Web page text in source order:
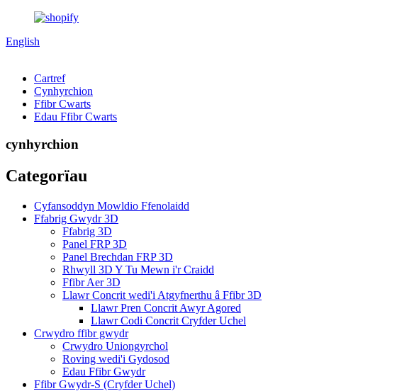
English
Cartref
Cynhyrchion
Ffibr Cwarts
Edau Ffibr Cwarts
cynhyrchion
Categorïau
Cyfansoddyn Mowldio Ffenolaidd
Ffabrig Gwydr 3D
Ffabrig 3D
Panel FRP 3D
Panel Brechdan FRP 3D
Rhwyll 3D Y Tu Mewn i'r Craidd
Ffibr Aer 3D
Llawr Concrit wedi'i Atgyfnerthu â Ffibr 3D
Llawr Pren Concrit Awyr Agored
Llawr Codi Concrit Cryfder Uchel
Crwydro ffibr gwydr
Crwydro Uniongyrchol
Roving wedi'i Gydosod
Edau Ffibr Gwydr
Ffibr Gwydr-S (Cryfder Uchel)